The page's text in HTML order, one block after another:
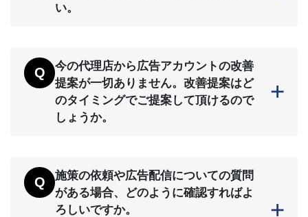
い。
お問い合わせはこちら
今の代理店から広告アカウントの改善
提案が一切ありません。改善提案はど
のタイミングでご提案して頂けるので
しょうか。
大きな広告アカウントの方向転換や、広告運
用で蓄積したデータを基にした大きな改善施
策については、（広告費に応じて）1～3か月
施策の依頼や広告配信についての質問
がある場合、どのように確認すればよ
ろしいですか。